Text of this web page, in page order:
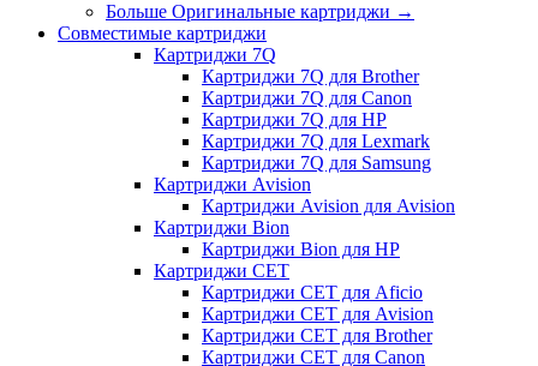
Больше Оригинальные картриджи →
Совместимые картриджи
Картриджи 7Q
Картриджи 7Q для Brother
Картриджи 7Q для Canon
Картриджи 7Q для HP
Картриджи 7Q для Lexmark
Картриджи 7Q для Samsung
Картриджи Avision
Картриджи Avision для Avision
Картриджи Bion
Картриджи Bion для HP
Картриджи CET
Картриджи CET для Aficio
Картриджи CET для Avision
Картриджи CET для Brother
Картриджи CET для Canon